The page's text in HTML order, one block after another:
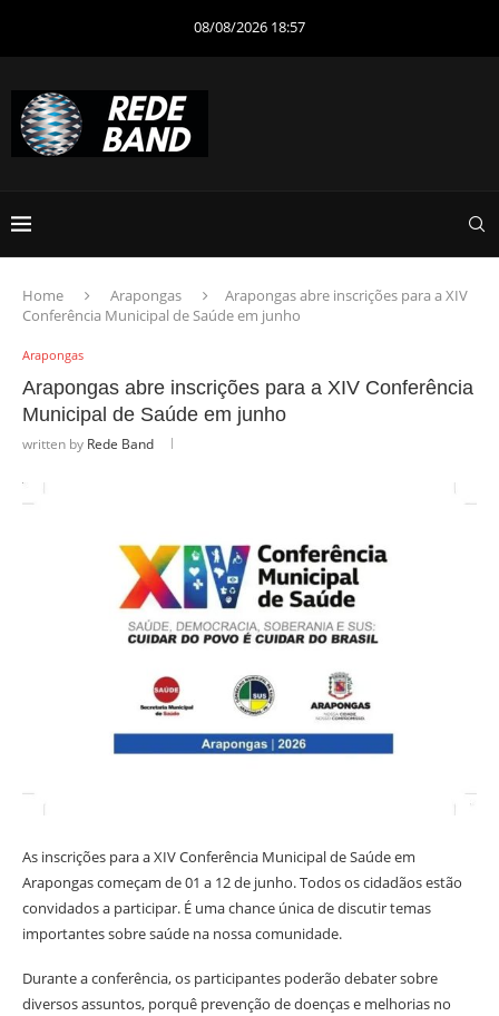
08/08/2026 18:57
Home Arapongas
Arapongas abre inscrições para a XIV
Conferência Municipal de Saúde em junho
Arapongas
Arapongas abre inscrições para a XIV Conferência
Municipal de Saúde em junho
written by Rede Band
As inscrições para a XIV Conferência Municipal de Saúde em
Arapongas começam de 01 a 12 de junho. Todos os cidadãos estão
convidados a participar. É uma chance única de discutir temas
importantes sobre saúde na nossa comunidade.
Durante a conferência, os participantes poderão debater sobre
diversos assuntos, porquê prevenção de doenças e melhorias no